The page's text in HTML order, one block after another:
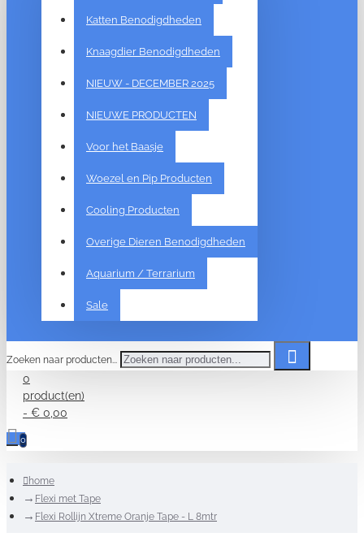
Katten Benodigdheden
Knaagdier Benodigdheden
NIEUW - DECEMBER 2025
NIEUWE PRODUCTEN
Voor het Baasje
Woezel en Pip Producten
Cooling Producten
Overige Dieren Benodigdheden
Aquarium / Terrarium
Sale
Zoeken naar producten...
0
product(en)
- € 0,00
0
home
Flexi met Tape
Flexi Rollijn Xtreme Oranje Tape - L 8mtr